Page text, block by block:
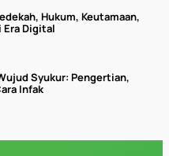
Hukum, Keutamaan,
Era Digital
Syukur: Pengertian,
Infak